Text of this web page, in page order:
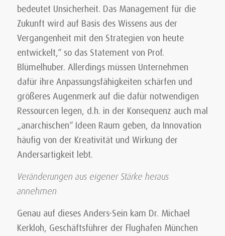
bedeutet Unsicherheit. Das Management für die
Zukunft wird auf Basis des Wissens aus der
Vergangenheit mit den Strategien von heute
entwickelt,“ so das Statement von Prof.
Blümelhuber. Allerdings müssen Unternehmen
dafür ihre Anpassungsfähigkeiten schärfen und
größeres Augenmerk auf die dafür notwendigen
Ressourcen legen, d.h. in der Konsequenz auch mal
„anarchischen“ Ideen Raum geben, da Innovation
häufig von der Kreativität und Wirkung der
Andersartigkeit lebt.
Veränderungen aus eigener Stärke heraus
annehmen
Genau auf dieses Anders-Sein kam Dr. Michael
Kerkloh, Geschäftsführer der Flughafen München